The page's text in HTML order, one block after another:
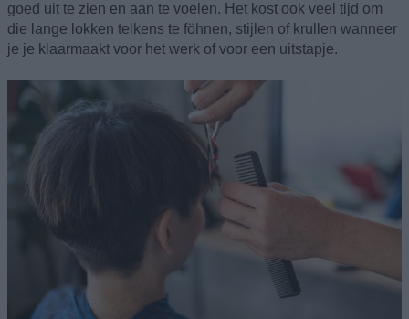
goed uit te zien en aan te voelen. Het kost ook veel tijd om
die lange lokken telkens te föhnen, stijlen of krullen wanneer
je je klaarmaakt voor het werk of voor een uitstapje.